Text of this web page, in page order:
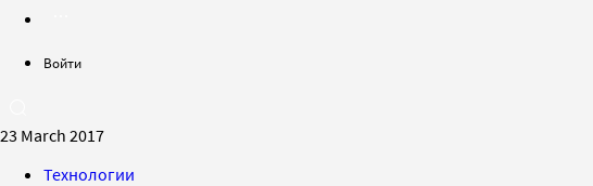
Войти
23 March 2017
Технологии